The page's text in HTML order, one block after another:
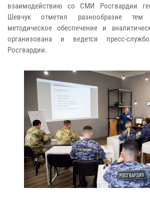
взаимодействию со СМИ Росгвардии
Шевчук отметил разнообразие тем
методическое обеспечение и
организована и ведется пресс-
Росгвардии.